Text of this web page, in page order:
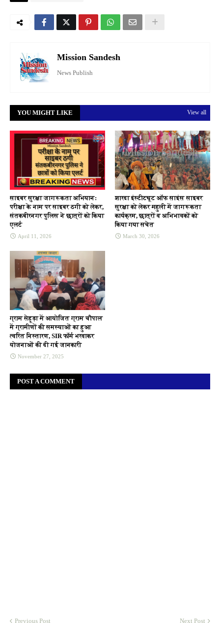
Mission Sandesh
News Publish
YOU MIGHT LIKE View all
साइबर सुरक्षा जागरूकता अभियान:
परीक्षा के नाम पर साइबर ठगी को लेकर,
संतकबीरनगर पुलिस ने छात्रों को किया
एलर्ट
April 11, 2026
शारदा इंस्टीट्यूट ऑफ साइंस साइबर
सुरक्षा को लेकर महुली में जागरूकता
कार्यक्रम, छात्रों व अभिभावकों को
किया गया सचेत
March 30, 2026
ग्राम सेहूड़ा में आयोजित ग्राम चौपाल
में ग्रामीणों की समस्याओं का हुआ
त्वरित निस्तारण, SIR फॉर्म भरवाकर
योजनाओं की दी गई जानकारी
November 27, 2025
POST A COMMENT
Previous Post Next Post